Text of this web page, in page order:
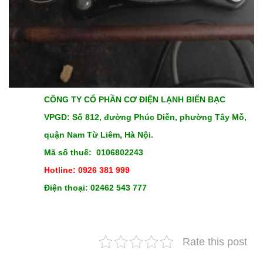
CÔNG TY CỔ PHẦN CƠ ĐIỆN LẠNH BIỂN BẠC
VPGD: Số 812, đường Phúc Diễn, phường Tây Mỗ,
quận Nam Từ Liêm, Hà Nội.
Mã số thuế: 0106802243
Hotline: 0926 381 999
Điện thoại: 02462 543 777
Rate this post